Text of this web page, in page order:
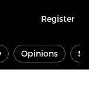
Register
Opinions